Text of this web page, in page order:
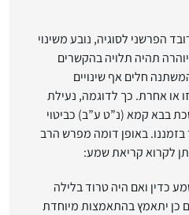
הפרשני לסוגיה, נובע משינוי
תהיה תלויה בהקשרים
חלים אף שינויים
או אחרת. כך לדוגמה, נעילת
בבא קמא (נ”ט ע”ב) כביטוי
באופן דומה מפרש הרב
לקרוא קריאת שמע:
כדין ואם היה טרוד בלילה
כן יתאמץ בהתאמצות מיוחדת